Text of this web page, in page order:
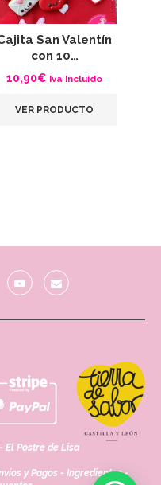
San Valentín
con 10…
10,90€ Iva Incluido
VER PRODUCTO
El Postre de Lisa
y Pagos - Ingredientes-